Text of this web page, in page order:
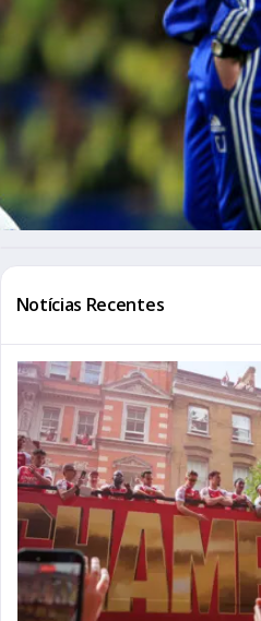
Notícias Recentes